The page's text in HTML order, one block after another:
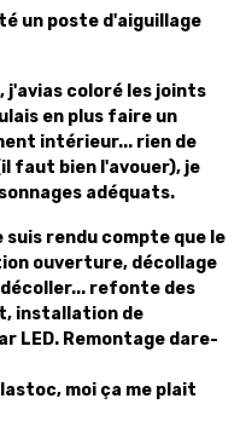
un poste d'aiguillage
j'avias coloré les joints
en plus faire un
intérieur... rien de
faut bien l'avouer), je
adéquats.
suis rendu compte que le
ouverture, décollage
refonte des
installation de
LED. Remontage dare-
moi ça me plait